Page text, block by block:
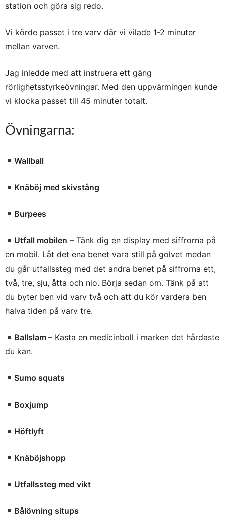
station och göra sig redo.
Vi körde passet i tre varv där vi vilade 1-2 minuter
mellan varven.
Jag inledde med att instruera ett gäng
rörlighetsstyrkeövningar. Med den uppvärmingen kunde
vi klocka passet till 45 minuter totalt.
Övningarna:
Wallball
Knäböj med skivstång
Burpees
Utfall mobilen – Tänk dig en display med siffrorna på
en mobil. Låt det ena benet vara still på golvet medan
du går utfallssteg med det andra benet på siffrorna ett,
två, tre, sju, åtta och nio. Börja sedan om. Tänk på att
du byter ben vid varv två och att du kör vardera ben
halva tiden på varv tre.
Ballslam– Kasta en medicinboll i marken det hårdaste
du kan.
Sumo squats
Boxjump
Höftlyft
Knäböjshopp
Utfallssteg med vikt
Bålövning situps